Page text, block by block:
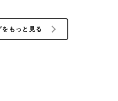
もっと見る